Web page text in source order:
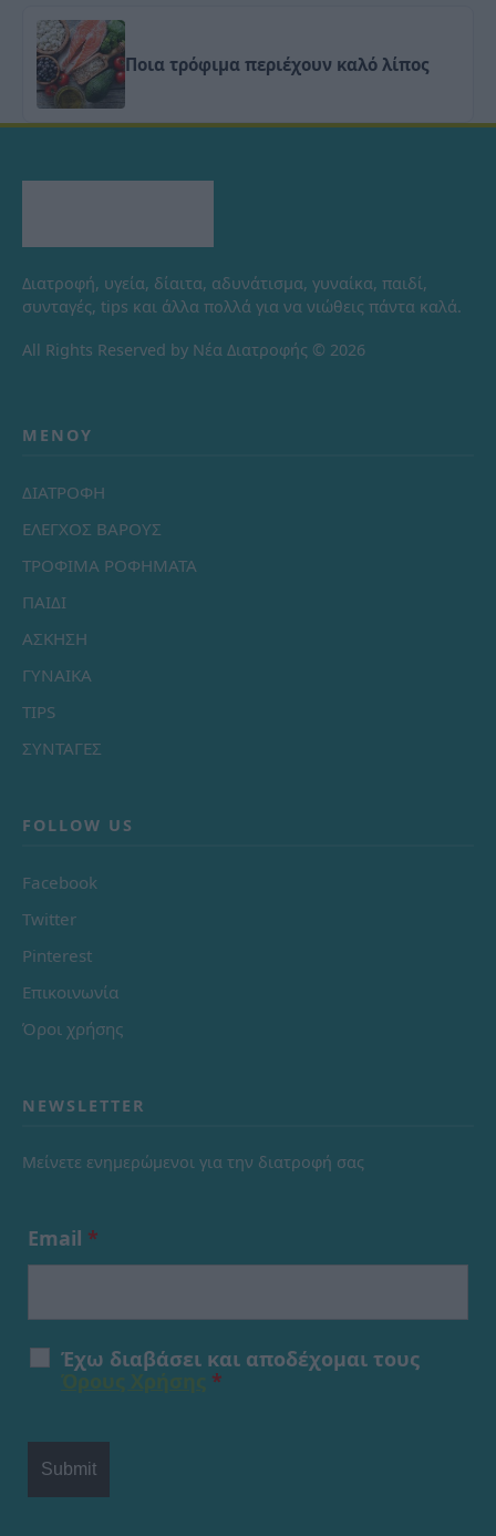
Ποια τρόφιμα περιέχουν καλό λίπος
Διατροφή, υγεία, δίαιτα, αδυνάτισμα, γυναίκα, παιδί,
συνταγές, tips και άλλα πολλά για να νιώθεις πάντα καλά.
All Rights Reserved by Νέα Διατροφής © 2026
ΜΕΝΟΎ
ΔΙΑΤΡΟΦΗ
ΕΛΕΓΧΟΣ ΒΑΡΟΥΣ
ΤΡΟΦΙΜΑ ΡΟΦΗΜΑΤΑ
ΠΑΙΔΙ
ΑΣΚΗΣΗ
ΓΥΝΑΙΚΑ
TIPS
ΣΥΝΤΑΓΕΣ
FOLLOW US
Facebook
Twitter
Pinterest
Επικοινωνία
Όροι χρήσης
NEWSLETTER
Μείνετε ενημερώμενοι για την διατροφή σας
Email *
Έχω διαβάσει και αποδέχομαι τους
*